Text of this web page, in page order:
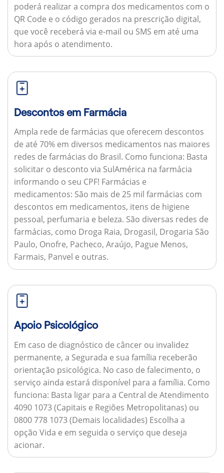
poderá realizar a compra dos medicamentos com o
QR Code e o código gerados na prescrição digital,
que você receberá via e-mail ou SMS em até uma
hora após o atendimento.
Descontos em Farmácia
Ampla rede de farmácias que oferecem descontos
de até 70% em diversos medicamentos nas maiores
redes de farmácias do Brasil. Como funciona: Basta
solicitar o desconto via SulAmérica na farmácia
informando o seu CPF! Farmácias e
medicamentos: São mais de 25 mil farmácias com
descontos em medicamentos, itens de higiene
pessoal, perfumaria e beleza. São diversas redes de
farmácias, como Droga Raia, Drogasil, Drogaria São
Paulo, Onofre, Pacheco, Araújo, Pague Menos,
Farmais, Panvel e outras.
Apoio Psicológico
Em caso de diagnóstico de câncer ou invalidez
permanente, a Segurada e sua família receberão
orientação psicológica. No caso de falecimento, o
serviço ainda estará disponível para a família. Como
funciona: Basta ligar para a Central de Atendimento
4090 1073 (Capitais e Regiões Metropolitanas) ou
0800 778 1073 (Demais localidades) Escolha a
opção Vida e em seguida o serviço que deseja
acionar.